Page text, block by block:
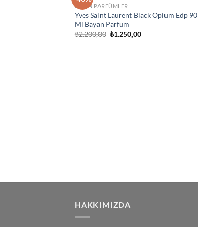
Ekle
KADIN PARFÜMLER
Yves Saint Laurent Black Opium Edp 90
Ml Bayan Parfüm
₺2.200,00 Orijinal
₺1.250,00Şu
HAKKIMIZDA